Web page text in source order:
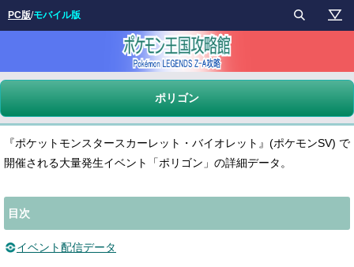
ポリゴン
『ポケットモンスタースカーレット・バイオレット』(ポケモンSV) で
開催される大量発生イベント「ポリゴン」の詳細データ。
目次
イベント配信データ
PC版/モバイル版